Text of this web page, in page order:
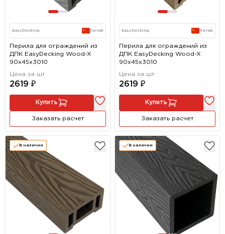
EasyDecking Китай
Перила для ограждений из
ДПК EasyDecking Wood-X
90х45х3010
Цена за шт
2619 ₽
Купить
Заказать расчет
EasyDecking Китай
Перила для ограждений из
ДПК EasyDecking Wood-X
90х45х3010
Цена за шт
2619 ₽
Купить
Заказать расчет
В наличии В наличии